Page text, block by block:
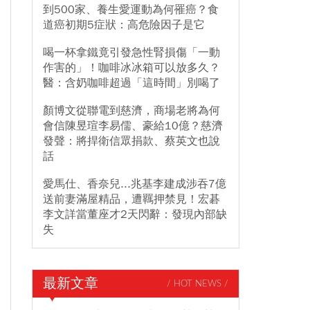
到500家、養生愛運動為何罹癌？食
道癌初期5症狀：高危險因子是它
喝一杯拿鐵竟引發急性腎損傷「一動
作害的」！咖啡冰冰箱可以放多久？
醫：含奶咖啡超過「這時間」別喝了
顏博文從聯電到慈濟，商場老將為何
會信陳昱瑄李易儒、豪給10億？慈濟
發聲：將捍衛信眾捐款、蔡英文也說
話
愛馬仕、香奈兒...兆基李建成涉吞7億
送前妻滿屋精品，遭羈押禁見！宏碁
李文詳當董座才2天閃辭：發現內部缺
失
最新文章 / HOT NEWS /